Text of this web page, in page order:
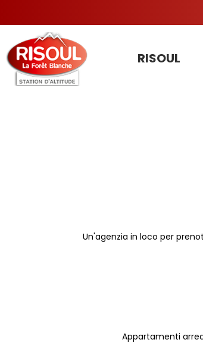
RISOUL
Un'agenzia in loco per
Appartamenti